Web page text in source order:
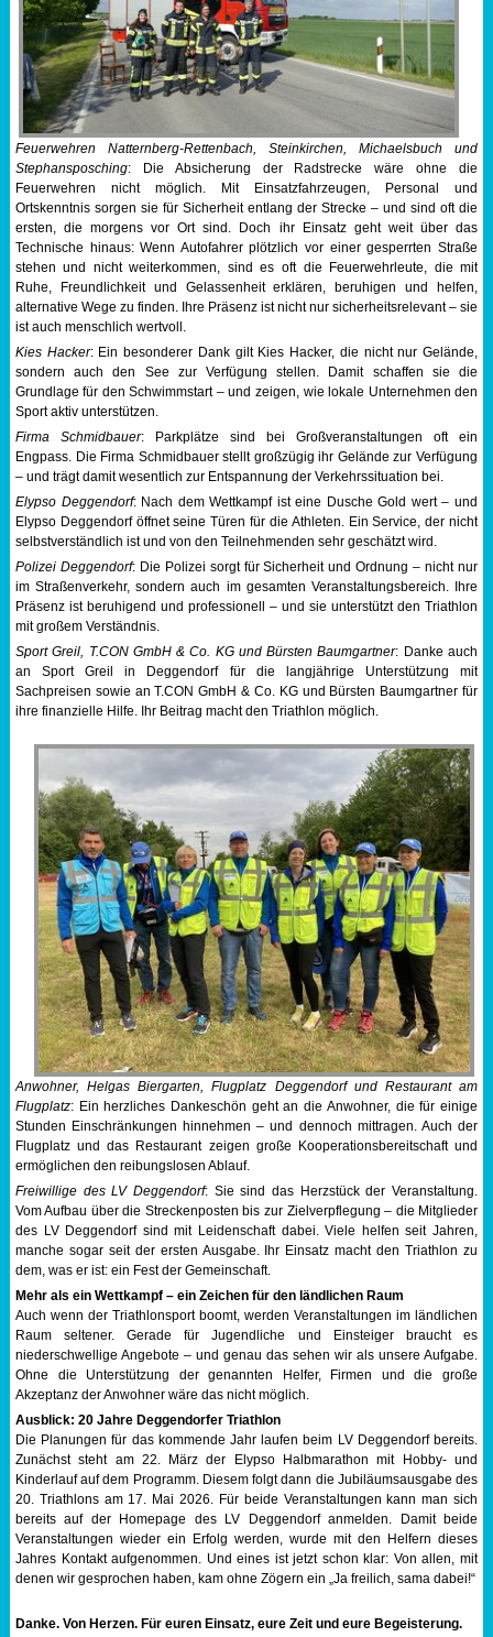
Feuerwehren Natternberg-Rettenbach, Steinkirchen, Michaelsbuch und
Stephansposching: Die Absicherung der Radstrecke wäre ohne die
Feuerwehren nicht möglich. Mit Einsatzfahrzeugen, Personal und
Ortskenntnis sorgen sie für Sicherheit entlang der Strecke – und sind oft die
ersten, die morgens vor Ort sind. Doch ihr Einsatz geht weit über das
Technische hinaus: Wenn Autofahrer plötzlich vor einer gesperrten Straße
stehen und nicht weiterkommen, sind es oft die Feuerwehrleute, die mit
Ruhe, Freundlichkeit und Gelassenheit erklären, beruhigen und helfen,
alternative Wege zu finden. Ihre Präsenz ist nicht nur sicherheitsrelevant – sie
ist auch menschlich wertvoll.
Kies Hacker: Ein besonderer Dank gilt Kies Hacker, die nicht nur Gelände,
sondern auch den See zur Verfügung stellen. Damit schaffen sie die
Grundlage für den Schwimmstart – und zeigen, wie lokale Unternehmen den
Sport aktiv unterstützen.
Firma Schmidbauer: Parkplätze sind bei Großveranstaltungen oft ein
Engpass. Die Firma Schmidbauer stellt großzügig ihr Gelände zur Verfügung
– und trägt damit wesentlich zur Entspannung der Verkehrssituation bei.
Elypso Deggendorf: Nach dem Wettkampf ist eine Dusche Gold wert – und
Elypso Deggendorf öffnet seine Türen für die Athleten. Ein Service, der nicht
selbstverständlich ist und von den Teilnehmenden sehr geschätzt wird.
Polizei Deggendorf: Die Polizei sorgt für Sicherheit und Ordnung – nicht nur
im Straßenverkehr, sondern auch im gesamten Veranstaltungsbereich. Ihre
Präsenz ist beruhigend und professionell – und sie unterstützt den Triathlon
mit großem Verständnis.
Sport Greil, T.CON GmbH & Co. KG und Bürsten Baumgartner: Danke auch
an Sport Greil in Deggendorf für die langjährige Unterstützung mit
Sachpreisen sowie an T.CON GmbH & Co. KG und Bürsten Baumgartner für
ihre finanzielle Hilfe. Ihr Beitrag macht den Triathlon möglich.
Anwohner, Helgas Biergarten, Flugplatz Deggendorf und Restaurant am
Flugplatz: Ein herzliches Dankeschön geht an die Anwohner, die für einige
Stunden Einschränkungen hinnehmen – und dennoch mittragen. Auch der
Flugplatz und das Restaurant zeigen große Kooperationsbereitschaft und
ermöglichen den reibungslosen Ablauf.
Freiwillige des LV Deggendorf: Sie sind das Herzstück der Veranstaltung.
Vom Aufbau über die Streckenposten bis zur Zielverpflegung – die Mitglieder
des LV Deggendorf sind mit Leidenschaft dabei. Viele helfen seit Jahren,
manche sogar seit der ersten Ausgabe. Ihr Einsatz macht den Triathlon zu
dem, was er ist: ein Fest der Gemeinschaft.
Mehr als ein Wettkampf – ein Zeichen für den ländlichen Raum
Auch wenn der Triathlonsport boomt, werden Veranstaltungen im ländlichen
Raum seltener. Gerade für Jugendliche und Einsteiger braucht es
niederschwellige Angebote – und genau das sehen wir als unsere Aufgabe.
Ohne die Unterstützung der genannten Helfer, Firmen und die große
Akzeptanz der Anwohner wäre das nicht möglich.
Ausblick: 20 Jahre Deggendorfer Triathlon
Die Planungen für das kommende Jahr laufen beim LV Deggendorf bereits.
Zunächst steht am 22. März der Elypso Halbmarathon mit Hobby- und
Kinderlauf auf dem Programm. Diesem folgt dann die Jubiläumsausgabe des
20. Triathlons am 17. Mai 2026. Für beide Veranstaltungen kann man sich
bereits auf der Homepage des LV Deggendorf anmelden. Damit beide
Veranstaltungen wieder ein Erfolg werden, wurde mit den Helfern dieses
Jahres Kontakt aufgenommen. Und eines ist jetzt schon klar: Von allen, mit
denen wir gesprochen haben, kam ohne Zögern ein „Ja freilich, sama dabei!“
Danke. Von Herzen. Für euren Einsatz, eure Zeit und eure Begeisterung.